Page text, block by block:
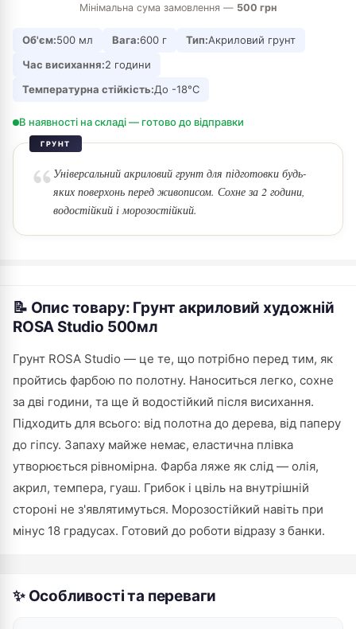
Мінімальна сума замовлення — 500 грн
Об'єм:500 мл Вага:600 г Тип:Акриловий грунт
Час висихання:2 години
Температурна стійкість:До -18°С
В наявності на складі — готово до відправки
ГРУНТ
Універсальний акриловий грунт для підготовки будь-
яких поверхонь перед живописом. Сохне за 2 години,
водостійкий і морозостійкий.
📝 Опис товару: Грунт акриловий художній
ROSA Studio 500мл
Грунт ROSA Studio — це те, що потрібно перед тим, як
пройтись фарбою по полотну. Наноситься легко, сохне
за дві години, та ще й водостійкий після висихання.
Підходить для всього: від полотна до дерева, від паперу
до гіпсу. Запаху майже немає, еластична плівка
утворюється рівномірна. Фарба ляже як слід — олія,
акрил, темпера, гуаш. Грибок і цвіль на внутрішній
стороні не з'являтимуться. Морозостійкий навіть при
мінус 18 градусах. Готовий до роботи відразу з банки.
✨ Особливості та переваги